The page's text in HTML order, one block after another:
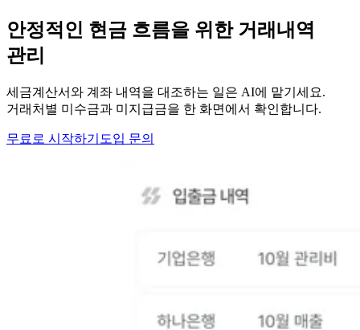
안정적인 현금 흐름을 위한 거래내역
관리
세금계산서와 계좌 내역을 대조하는 일은 AI에 맡기세요.
거래처별 미수금과 미지급금을 한 화면에서 확인합니다.
무료로 시작하기 도입 문의